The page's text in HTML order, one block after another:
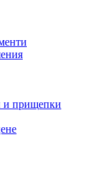
и прищепки